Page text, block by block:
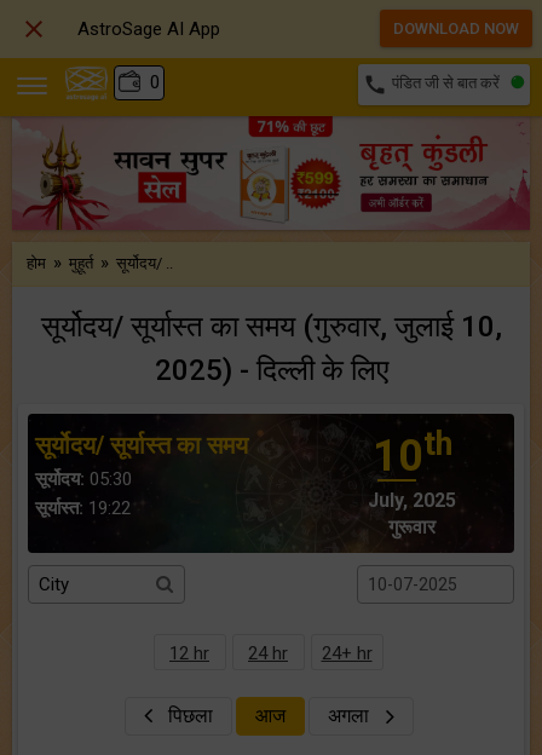
0 call पंडित जी से बात करें
होम » मुहूर्त » सूर्योदय/ ..
सूर्योदय/ सूर्यास्त का समय (गुरुवार, जुलाई 10,
2025) - दिल्ली के लिए
सूर्योदय/ सूर्यास्त का समय
सूर्योदय: 05:30
सूर्यास्त: 19:22
10th
July, 2025
गुरूवार
12 hr 24 hr 24+ hr
पिछला आज अगला
 AstroSage AI App DOWNLOAD NOW